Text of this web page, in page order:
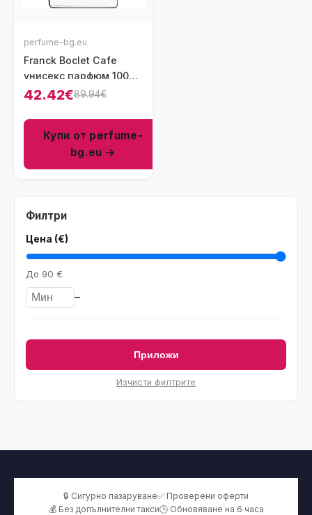
Филтри
Цена (€)
До 90 €
–
Приложи
Изчисти филтрите
perfume-bg.eu
Franck Boclet Cafe
унисекс парфюм 100
мл - EDP
42.42€89.94€
Купи от perfume-
bg.eu →
🔒 Сигурно пазаруване✅ Проверени оферти
💰 Без допълнителни такси🕒 Обновяване на 6 часа